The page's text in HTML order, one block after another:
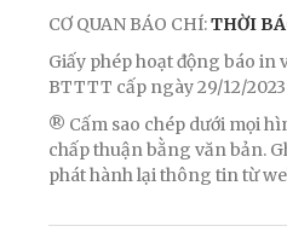
CƠ QUAN BÁO CHÍ:THỜI
Giấy phép hoạt động báo in
BTTTT cấp ngày 29/12/2023
® Cấm sao chép dưới mọi
chấp thuận bằng văn bản.
phát hành lại thông tin từ